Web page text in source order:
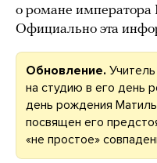
о романе императора
Официально эта
Обновление. Учитель
на студию в его день
день рождения
посвящен его
«не простое»